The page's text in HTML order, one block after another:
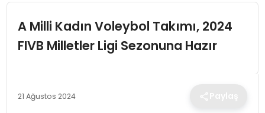
EKONOMI
TEKNOLOJI
A Milli Kadın Voleybol Takımı, 2024
FIVB Milletler Ligi Sezonuna Hazır
21 Ağustos 2024